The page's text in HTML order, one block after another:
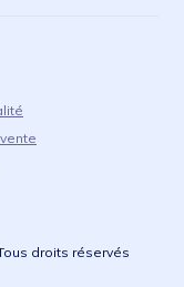
droits réservés